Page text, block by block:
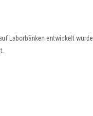
Laborbänken entwickelt wurde